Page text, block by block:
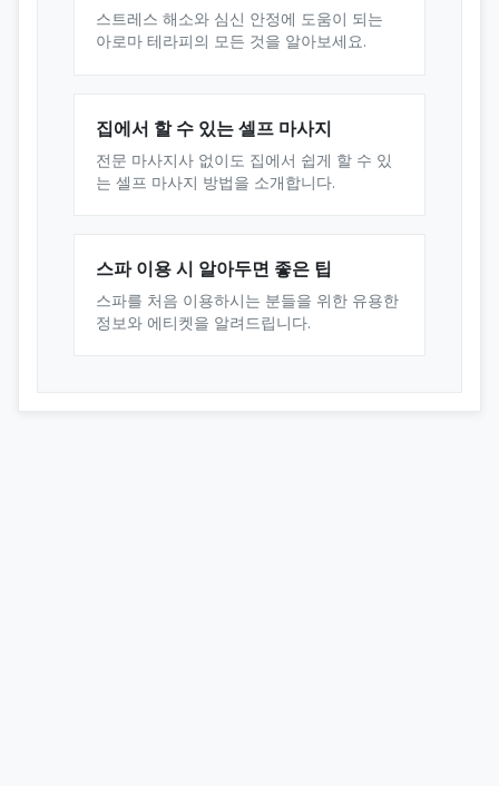
스트레스 해소와 심신 안정에 도움이 되는
아로마 테라피의 모든 것을 알아보세요.
집에서 할 수 있는 셀프 마사지
전문 마사지사 없이도 집에서 쉽게 할 수 있
는 셀프 마사지 방법을 소개합니다.
스파 이용 시 알아두면 좋은 팁
스파를 처음 이용하시는 분들을 위한 유용한
정보와 에티켓을 알려드립니다.